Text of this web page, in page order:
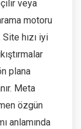
veya
motoru
hızı iyi
plana
Meta
özgün
anlamında